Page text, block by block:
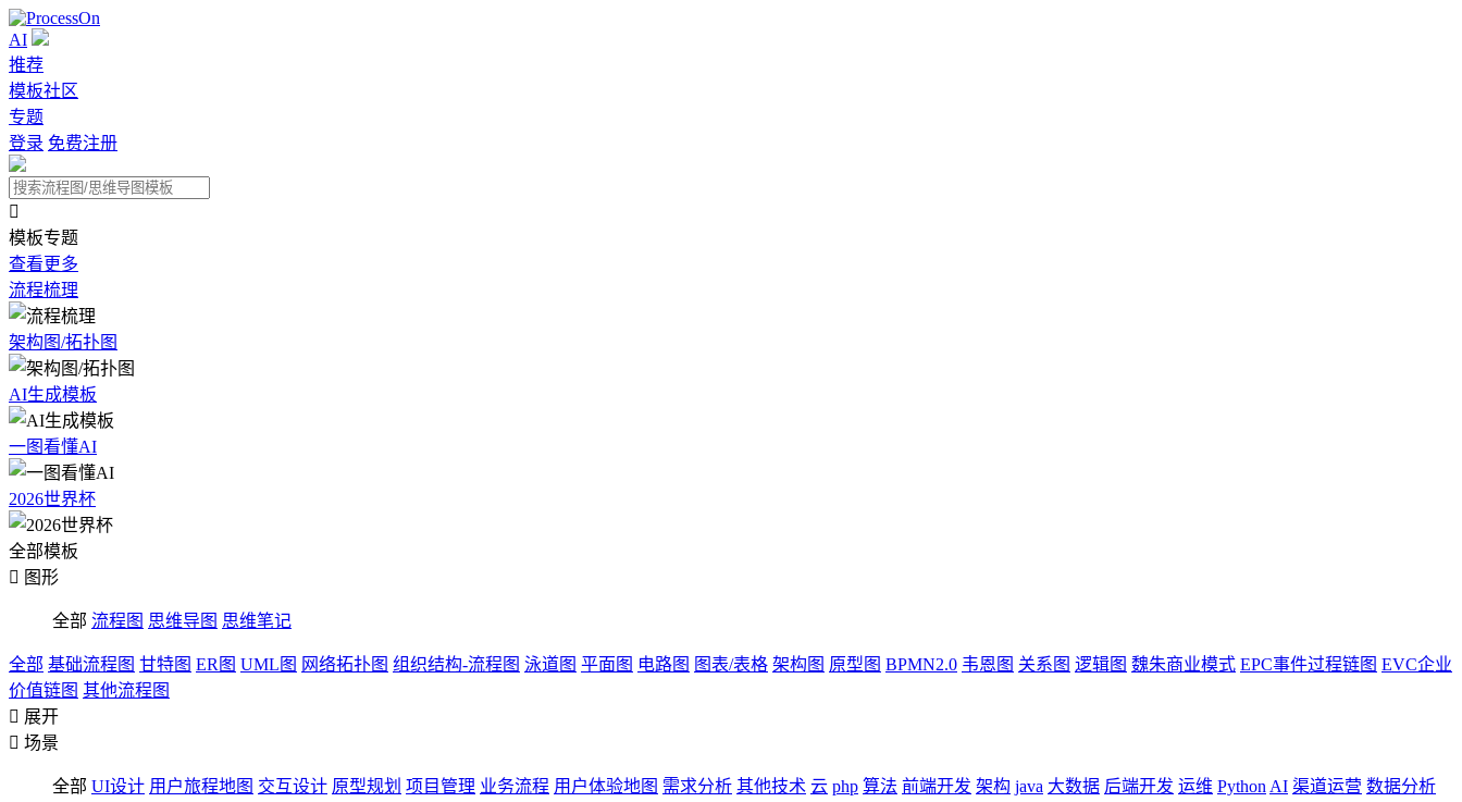
AI
推荐
模板社区
专题
登录 免费注册

模板专题
查看更多
流程梳理
架构图/拓扑图
AI生成模板
一图看懂AI
2026世界杯
全部模板
 图形
全部 流程图 思维导图 思维笔记
全部 基础流程图 甘特图 ER图 UML图 网络拓扑图 组织结构-流程图 泳道图 平面图 电路图 图表/表格 架构图 原型图 BPMN2.0 韦恩图 关系图 逻辑图 魏朱商业模式 EPC事件过程链图 EVC企业
价值链图 其他流程图
 展开
 场景
全部 UI设计 用户旅程地图 交互设计 原型规划 项目管理 业务流程 用户体验地图 需求分析 其他技术 云 php 算法 前端开发 架构 java 大数据 后端开发 运维 Python AI 渠道运营 数据分析